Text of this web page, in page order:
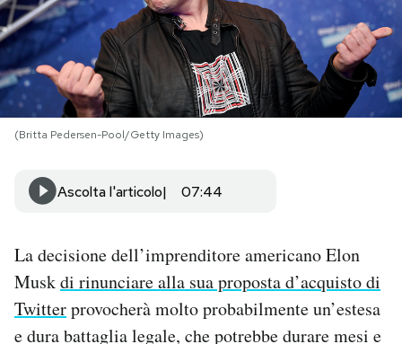
NEWSLETTER
I MIEI PREFERITI
SHOP
CALENDARIO
AREA PERSONALE
Newsletter
(Britta Pedersen-Pool/Getty Images)
Ascolta l'articolo 07:44
La decisione dell’imprenditore americano Elon
Muskdi rinunciare alla sua proposta d’acquisto di
Twitterprovocherà molto probabilmente un’estesa
e dura battaglia legale, che potrebbe durare mesi e